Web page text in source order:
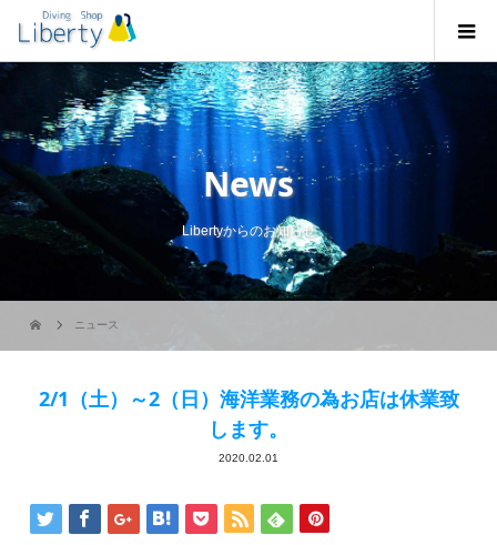
News
Libertyからのお知らせ
ニュース
2/1（土）～2（日）海洋業務の為お店は休業致
します。
2020.02.01